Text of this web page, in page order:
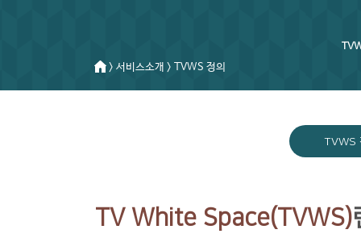
> 서비스소개 > TVWS 정의
TVWS
TV White Space(TVWS)